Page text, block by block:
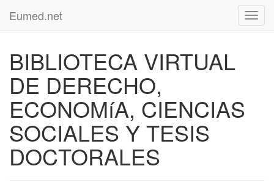
Eumed.net
BIBLIOTECA VIRTUAL
DE DERECHO,
ECONOMíA, CIENCIAS
SOCIALES Y TESIS
DOCTORALES